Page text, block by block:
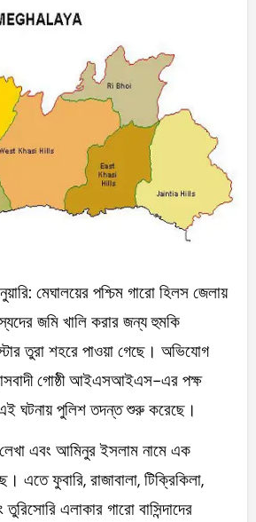
জমি খালি করার জন্য হুমকি
তুরা শহরে পাওয়া গেছে। অভিযোগ
গোষ্ঠী আইএসআইএস-এর পক্ষ
ঘটনায় পুলিশ তদন্ত শুরু করেছে।
লেখা এবং আমিনুর ইসলাম নামে এক
এতে ফুবারি, রাজাবালা, টিক্রিকিলা,
এলাকার গারো বাসিন্দাদের